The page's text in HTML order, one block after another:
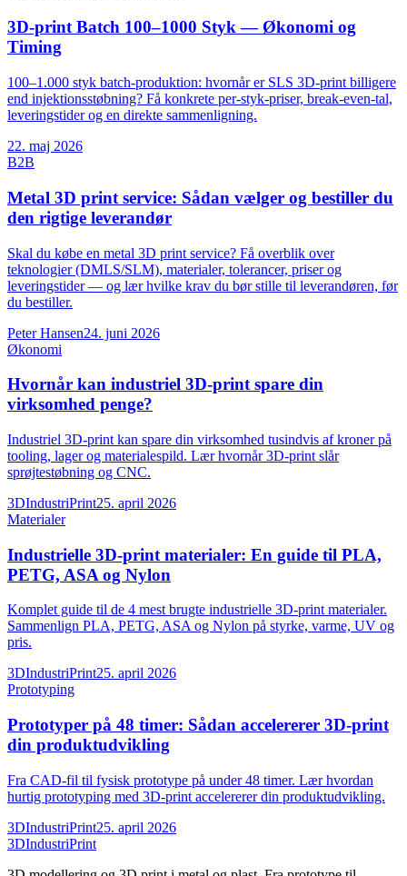
3D-print Batch 100–1000 Styk — Økonomi og
Timing
100–1.000 styk batch-produktion: hvornår er SLS 3D-print billigere
end injektionsstøbning? Få konkrete per-styk-priser, break-even-tal,
leveringstider og en direkte sammenligning.
22. maj 2026
B2B
Metal 3D print service: Sådan vælger og bestiller du
den rigtige leverandør
Skal du købe en metal 3D print service? Få overblik over
teknologier (DMLS/SLM), materialer, tolerancer, priser og
leveringstider — og lær hvilke krav du bør stille til leverandøren, før
du bestiller.
Peter Hansen24. juni 2026
Økonomi
Hvornår kan industriel 3D-print spare din
virksomhed penge?
Industriel 3D-print kan spare din virksomhed tusindvis af kroner på
tooling, lager og materialespild. Lær hvornår 3D-print slår
sprøjtestøbning og CNC.
3DIndustriPrint25. april 2026
Materialer
Industrielle 3D-print materialer: En guide til PLA,
PETG, ASA og Nylon
Komplet guide til de 4 mest brugte industrielle 3D-print materialer.
Sammenlign PLA, PETG, ASA og Nylon på styrke, varme, UV og
pris.
3DIndustriPrint25. april 2026
Prototyping
Prototyper på 48 timer: Sådan accelererer 3D-print
din produktudvikling
Fra CAD-fil til fysisk prototype på under 48 timer. Lær hvordan
hurtig prototyping med 3D-print accelererer din produktudvikling.
3DIndustriPrint25. april 2026
3DIndustriPrint